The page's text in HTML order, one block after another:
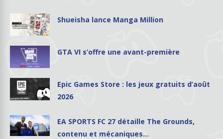
Shueisha lance Manga Million
GTA VI s’offre une avant-première
Epic Games Store : les jeux gratuits d’août
2026
EA SPORTS FC 27 détaille The Grounds,
contenu et mécaniques…